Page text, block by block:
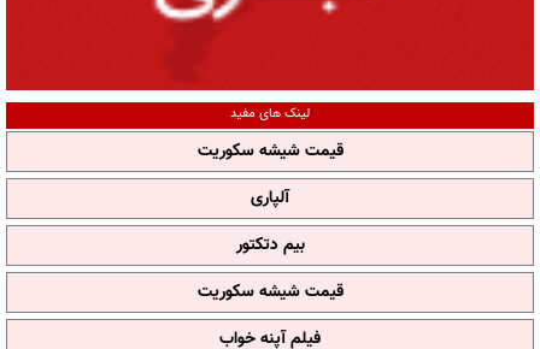
لینک های مفید
قیمت شیشه سکوریت
آلپاری
بیم دتکتور
قیمت شیشه سکوریت
فیلم آپنه خواب